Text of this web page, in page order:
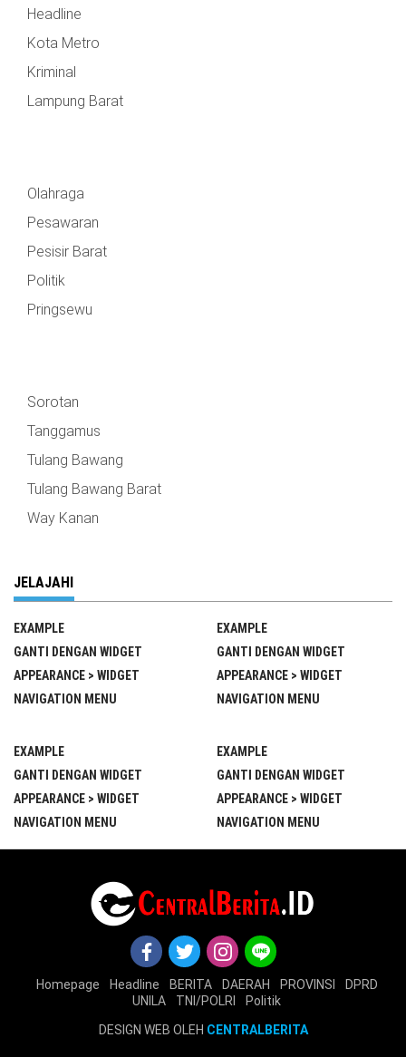
Headline
Kota Metro
Kriminal
Lampung Barat
Olahraga
Pesawaran
Pesisir Barat
Politik
Pringsewu
Sorotan
Tanggamus
Tulang Bawang
Tulang Bawang Barat
Way Kanan
JELAJAHI
EXAMPLE
GANTI DENGAN WIDGET
APPEARANCE > WIDGET
NAVIGATION MENU
EXAMPLE
GANTI DENGAN WIDGET
APPEARANCE > WIDGET
NAVIGATION MENU
EXAMPLE
GANTI DENGAN WIDGET
APPEARANCE > WIDGET
NAVIGATION MENU
EXAMPLE
GANTI DENGAN WIDGET
APPEARANCE > WIDGET
NAVIGATION MENU
Homepage Headline BERITA DAERAH PROVINSI
DPRD
UNILA
TNI/POLRI
Politik
DESIGN WEB OLEH CENTRALBERITA